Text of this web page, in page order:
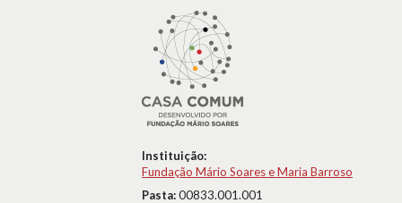
Instituição:
Fundação Mário Soares e Maria Barroso
Pasta:00833.001.001